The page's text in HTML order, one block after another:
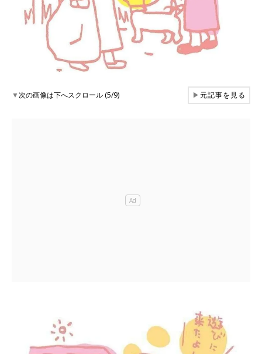
▼次の画像は下へスクロール (5/9) ▶元記事を見る